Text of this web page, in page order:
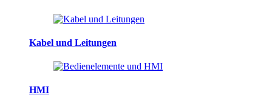
Kabel und Leitungen
HMI